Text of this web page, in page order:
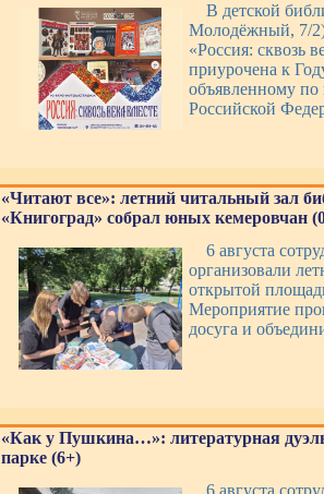
В детской
Молодёжный, 7/2)
«Россия: сквозь
приурочена к
объявленному по
Российской
«Читают все»: летний читальный зал
«Книгоград» собрал юных кемеровчан
6 августа
организовали
открытой
Мероприятие
досуга и
«Как у Пушкина…»: литературная
парке (6+)
6 августа